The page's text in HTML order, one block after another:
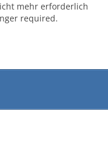
mehr erforderlich
required.